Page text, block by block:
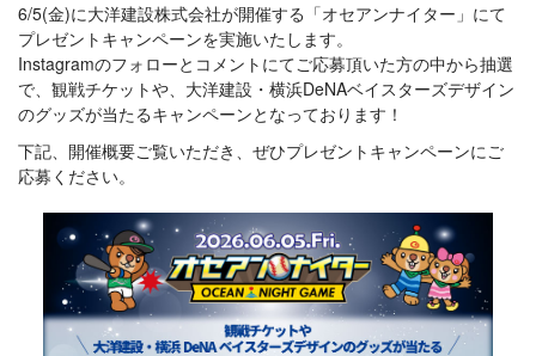
6/5(金)に大洋建設株式会社が開催する「オセアンナイター」にて
プレゼントキャンペーンを実施いたします。
Instagramのフォローとコメントにてご応募頂いた方の中から抽選
で、観戦チケットや、大洋建設・横浜DeNAベイスターズデザイン
のグッズが当たるキャンペーンとなっております！
下記、開催概要ご覧いただき、ぜひプレゼントキャンペーンにご
応募ください。